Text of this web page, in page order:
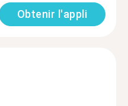
Obtenir l'appli